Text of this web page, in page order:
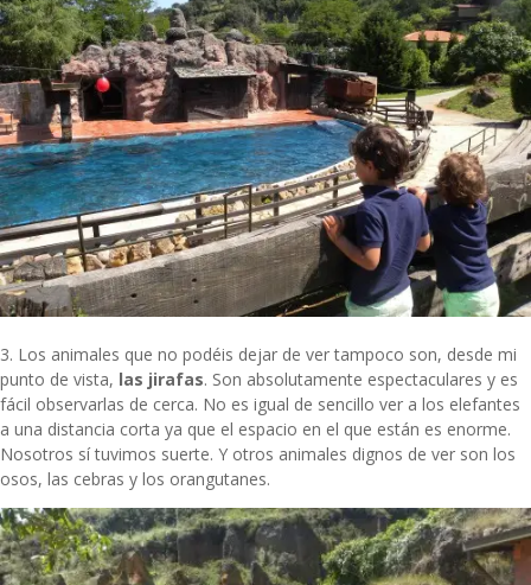
3. Los animales que no podéis dejar de ver tampoco son, desde mi
punto de vista, las jirafas. Son absolutamente espectaculares y es
fácil observarlas de cerca. No es igual de sencillo ver a los elefantes
a una distancia corta ya que el espacio en el que están es enorme.
Nosotros sí tuvimos suerte. Y otros animales dignos de ver son los
osos, las cebras y los orangutanes.